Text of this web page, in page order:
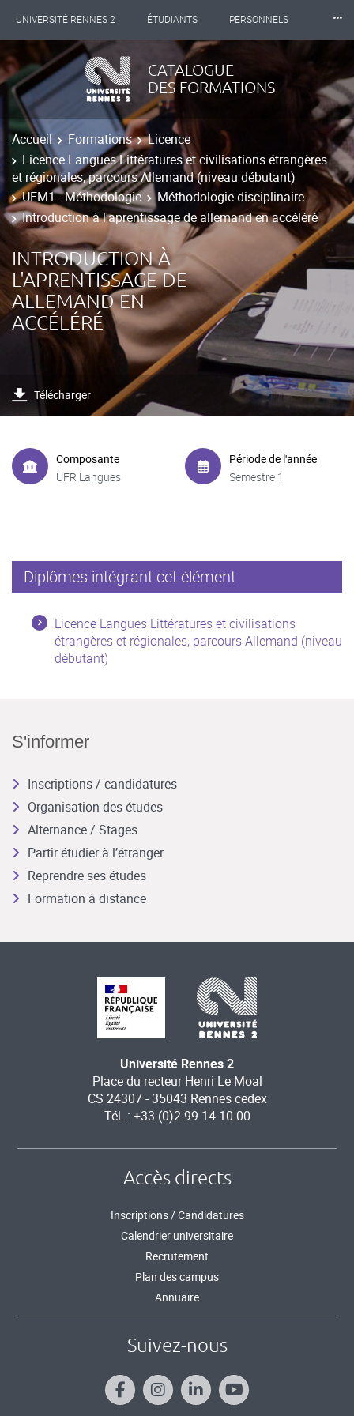
UNIVERSITÉ RENNES 2 ÉTUDIANTS PERSONNELS
INTERNATIONAL PROFESSIONNELS
LES NOUVELLES DE RENNES 2
⸱⸱⸱
CATALOGUE
DES FORMATIONS
Accueil Formations
Licence
Licence Langues Littératures et civilisations étrangères
et régionales, parcours Allemand (niveau débutant)
UEM1 - Méthodologie
Méthodologie.disciplinaire
Introduction à l'aprentissage de allemand en accéléré
INTRODUCTION À
L'APRENTISSAGE DE
ALLEMAND EN
ACCÉLÉRÉ
Télécharger
Composante
UFR Langues
Période de l'année
Semestre 1
Diplômes intégrant cet élément
Licence Langues Littératures et civilisations
étrangères et régionales, parcours Allemand (niveau
débutant)
S'informer
Inscriptions / candidatures
Organisation des études
Alternance / Stages
Partir étudier à l’étranger
Reprendre ses études
Formation à distance
Université Rennes 2
Place du recteur Henri Le Moal
CS 24307 - 35043 Rennes cedex
Tél. : +33 (0)2 99 14 10 00
Accès directs
Inscriptions / Candidatures
Calendrier universitaire
Recrutement
Plan des campus
Annuaire
Suivez-nous